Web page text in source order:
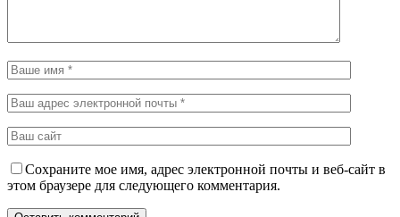
Сохраните мое имя, адрес электронной почты и веб-сайт в
этом браузере для следующего комментария.